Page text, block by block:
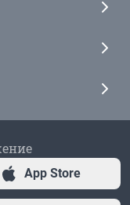
App Store